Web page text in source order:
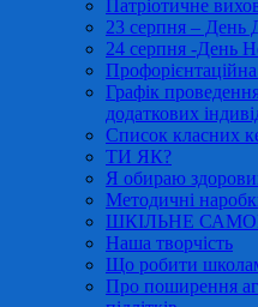
Патріотичне
23 серпня – День
24 серпня -День
Графік
додаткових
Список класних
ТИ ЯК?
Я обираю
Методичні
ШКІЛЬНЕ
Наша творчість
Що робити
Про поширення